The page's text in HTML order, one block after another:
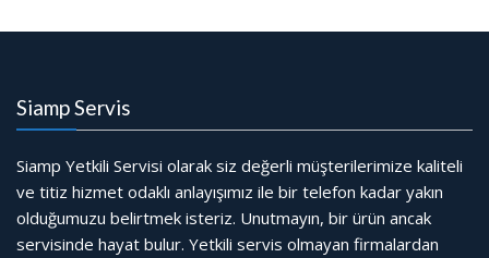
Siamp Servis
Siamp Yetkili Servisi olarak siz değerli müşterilerimize kaliteli
ve titiz hizmet odaklı anlayışımız ile bir telefon kadar yakın
olduğumuzu belirtmek isteriz. Unutmayın, bir ürün ancak
servisinde hayat bulur. Yetkili servis olmayan firmalardan